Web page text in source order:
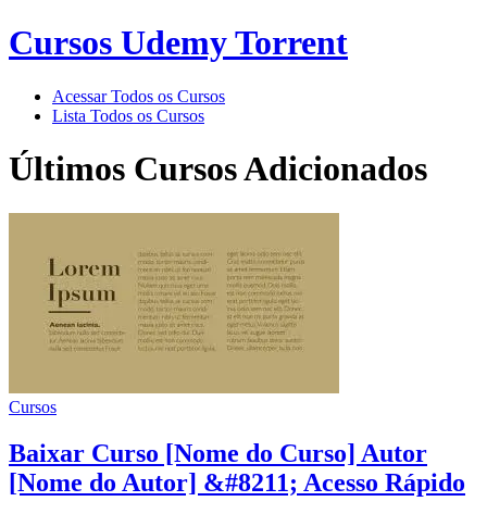
Cursos Udemy Torrent
Acessar Todos os Cursos
Lista Todos os Cursos
Últimos Cursos Adicionados
Cursos
Baixar Curso [Nome do Curso] Autor
[Nome do Autor] &#8211; Acesso Rápido